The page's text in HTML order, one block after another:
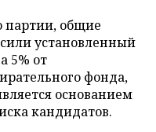
партии, общие
установленный
5% от
фонда,
основанием
кандидатов.